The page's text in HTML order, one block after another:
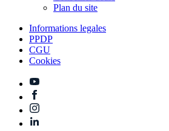
Plan du site
Informations legales
PPDP
CGU
Cookies